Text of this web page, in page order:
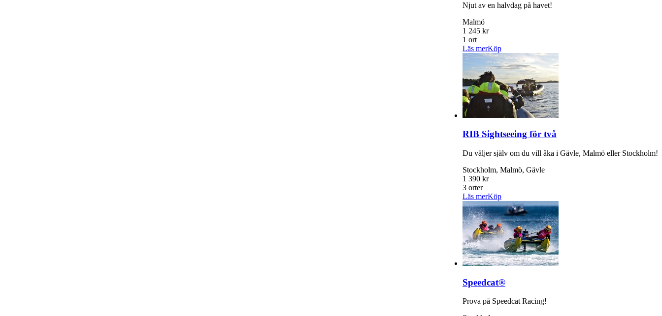
Njut av en halvdag på havet!
Malmö
1 245 kr
1 ort
Läs merKöp
RIB Sightseeing för två
Du väljer själv om du vill åka i Gävle, Malmö eller Stockholm!
Stockholm, Malmö, Gävle
1 390 kr
3 orter
Läs merKöp
Speedcat®
Prova på Speedcat Racing!